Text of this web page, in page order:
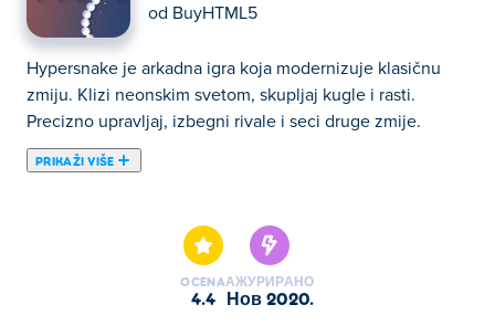
od BuyHTML5
Hypersnake je arkadna igra koja modernizuje klasičnu
zmiju. Klizi neonskim svetom, skupljaj kugle i rasti.
Precizno upravljaj, izbegni rivale i seci druge zmije.
PRIKAŽI VIŠE
OCENA
4.4
АЖУРИРАНО
нов 2020.